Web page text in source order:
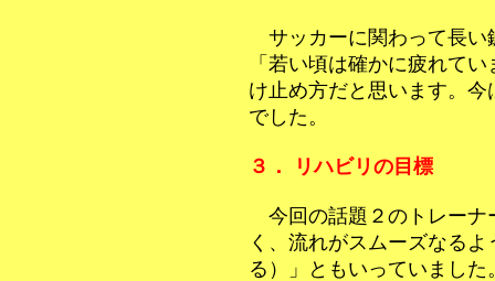
サッカーに関わって長い
「若い頃は確かに疲れて
け止め方だと思います。
でした。
３． リハビリの目標
今回の話題２のトレーナ
く、流れがスムーズなる
る）」ともいっていました